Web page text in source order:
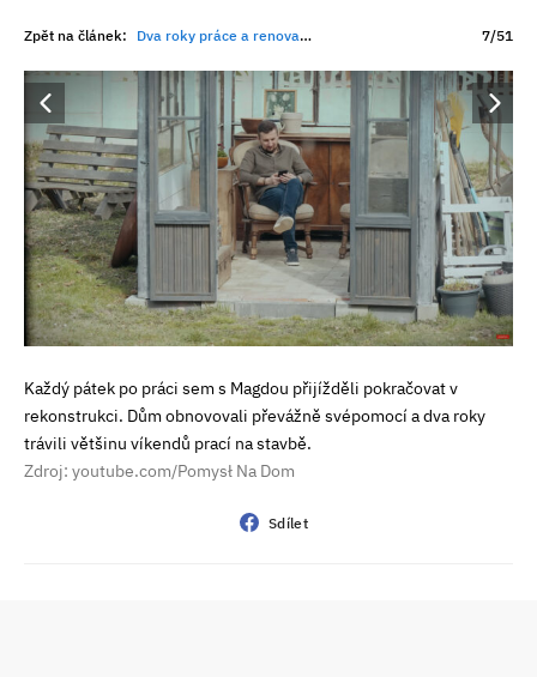
Zpět na článek: Dva roky práce a renovace za 1,4 milionu. Zarostlá ruina nakonec odhalila nečekanou rodinnou historii 7/51
Každý pátek po práci sem s Magdou přijížděli pokračovat v
rekonstrukci. Dům obnovovali převážně svépomocí a dva roky
trávili většinu víkendů prací na stavbě.
Zdroj: youtube.com/Pomysł Na Dom
Sdílet